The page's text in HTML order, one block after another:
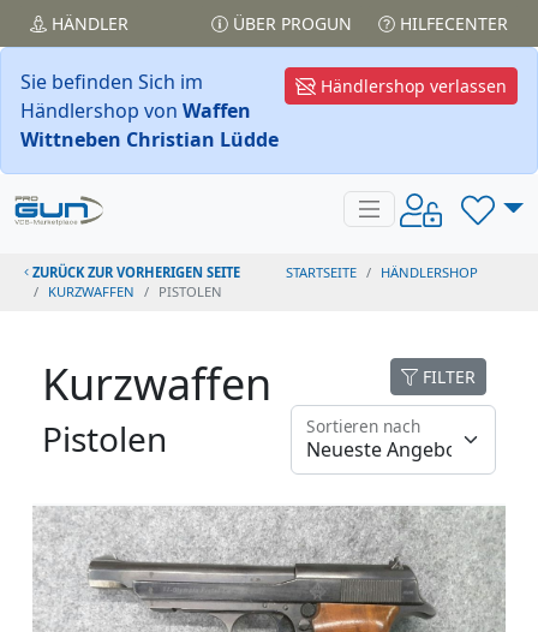
HÄNDLER ÜBER PROGUN HILFECENTER
Händlershop verlassen
Sie befinden Sich im
Händlershop von Waffen
Wittneben Christian Lüdde
ZURÜCK ZUR VORHERIGEN SEITE STARTSEITE
HÄNDLERSHOP
KURZWAFFEN
PISTOLEN
Kurzwaffen
Pistolen
FILTER
Sortieren nach